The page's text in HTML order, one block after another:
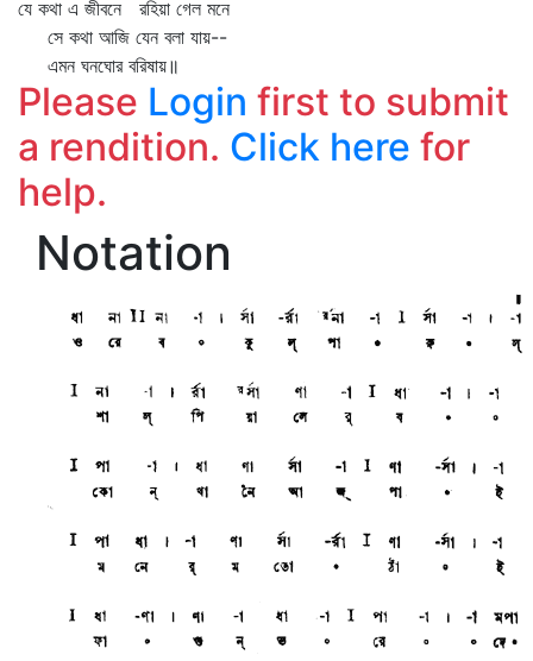
যে কথা এ জীবনে রহিয়া গেল মনে
সে কথা আজি যেন বলা যায়--
এমন ঘনঘোর বরিষায়॥
Please Login first to submit
a rendition. Click here for
help.
Notation